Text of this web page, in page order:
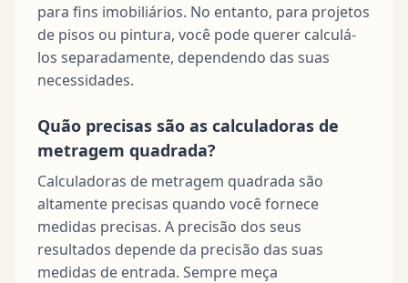
para fins imobiliários. No entanto, para projetos
de pisos ou pintura, você pode querer calculá-
los separadamente, dependendo das suas
necessidades.
Quão precisas são as calculadoras de
metragem quadrada?
Calculadoras de metragem quadrada são
altamente precisas quando você fornece
medidas precisas. A precisão dos seus
resultados depende da precisão das suas
medidas de entrada. Sempre meça